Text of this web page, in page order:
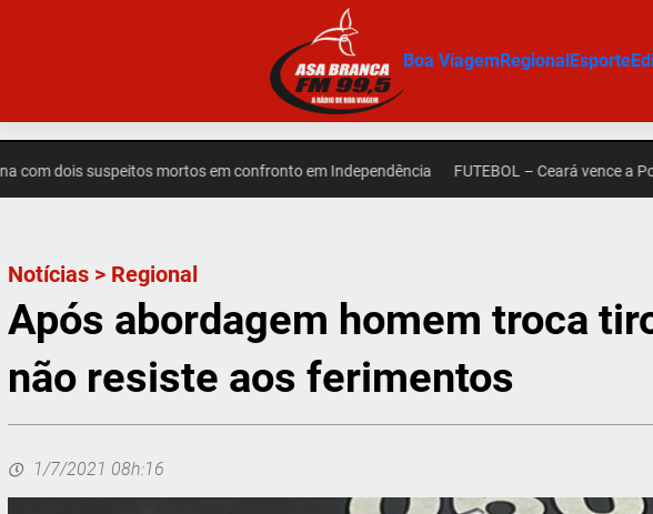
Boa ViagemRegionalEsporte
suspeitos mortos em confronto em Independência FUTEBOL – Ceará vence a Ponte
Notícias > Regional
Após abordagem homem troca
não resiste aos ferimentos
1/7/2021 08h:16